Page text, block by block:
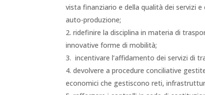
vista finanziario e della qualità dei servizi
auto-produzione;
ridefinire la disciplina in materia di
innovative forme di mobilità;
incentivare l’affidamento dei servizi di
devolvere a procedure conciliative
economici che gestiscono reti,